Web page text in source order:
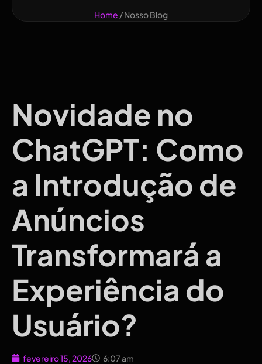
Home / Nosso Blog
Novidade no
ChatGPT: Como
a Introdução de
Anúncios
Transformará a
Experiência do
Usuário?
fevereiro 15, 2026 6:07 am